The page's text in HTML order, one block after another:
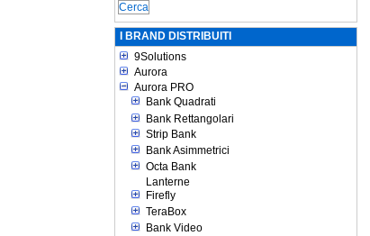
I BRAND DISTRIBUITI
9Solutions
Aurora
Aurora PRO
Bank Quadrati
Bank Rettangolari
Strip Bank
Bank Asimmetrici
Octa Bank
Lanterne
Firefly
TeraBox
Bank Video